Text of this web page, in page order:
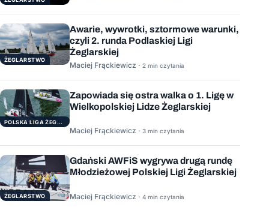
ŻEGLARSTWO
Awarie, wywrotki, sztormowe warunki,
czyli 2. runda Podlaskiej Ligi
Żeglarskiej
Maciej Frąckiewicz · 2 min czytania
POLSKA LIGA ŻEGLARSKA
Zapowiada się ostra walka o 1. Ligę w
Wielkopolskiej Lidze Żeglarskiej
Maciej Frąckiewicz · 3 min czytania
ŻEGLARSTWO
Gdański AWFiS wygrywa drugą rundę
Młodzieżowej Polskiej Ligi Żeglarskiej
Maciej Frąckiewicz · 4 min czytania